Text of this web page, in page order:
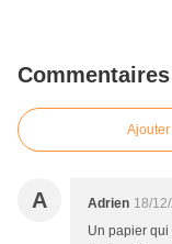
Commentaires
A Adrien 18/
Un papier